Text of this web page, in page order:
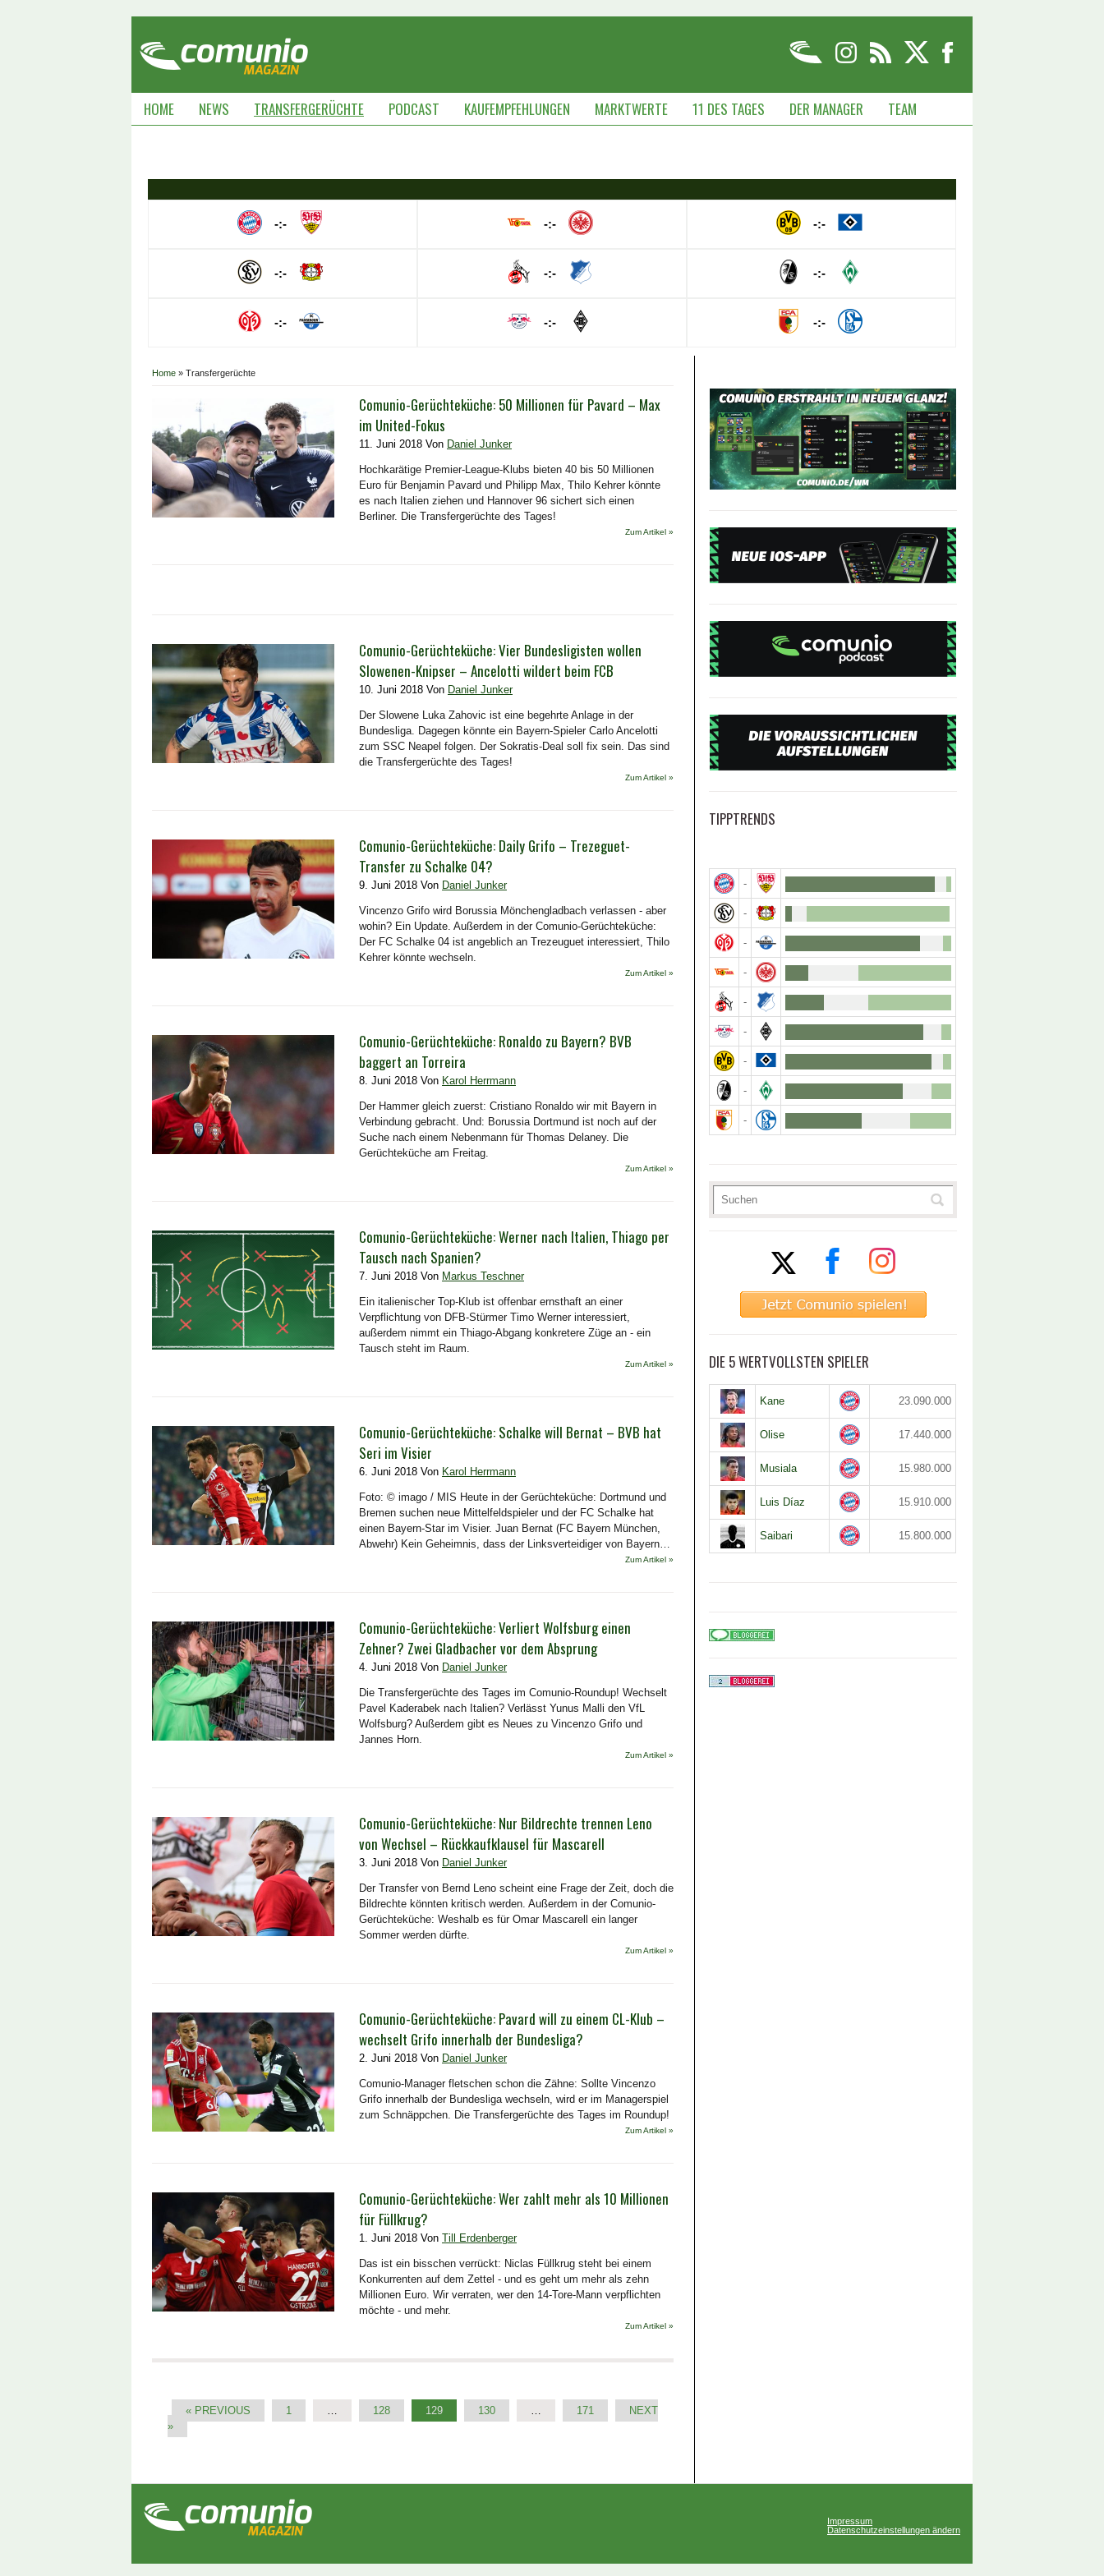
HOME NEWS TRANSFERGERÜCHTE PODCAST KAUFEMPFEHLUNGEN MARKTWERTE 11 DES TAGES DER MANAGER TEAM
-:-
-:-
-:-
-:-
-:-
-:-
-:-
-:-
-:-
Home » Transfergerüchte
Comunio-Gerüchteküche: 50 Millionen für Pavard – Max
im United-Fokus
11. Juni 2018 Von Daniel Junker
Hochkarätige Premier-League-Klubs bieten 40 bis 50 Millionen
Euro für Benjamin Pavard und Philipp Max, Thilo Kehrer könnte
es nach Italien ziehen und Hannover 96 sichert sich einen
Berliner. Die Transfergerüchte des Tages!
Zum Artikel »
Comunio-Gerüchteküche: Vier Bundesligisten wollen
Slowenen-Knipser – Ancelotti wildert beim FCB
10. Juni 2018 Von Daniel Junker
Der Slowene Luka Zahovic ist eine begehrte Anlage in der
Bundesliga. Dagegen könnte ein Bayern-Spieler Carlo Ancelotti
zum SSC Neapel folgen. Der Sokratis-Deal soll fix sein. Das sind
die Transfergerüchte des Tages!
Zum Artikel »
Comunio-Gerüchteküche: Daily Grifo – Trezeguet-
Transfer zu Schalke 04?
9. Juni 2018 Von Daniel Junker
Vincenzo Grifo wird Borussia Mönchengladbach verlassen - aber
wohin? Ein Update. Außerdem in der Comunio-Gerüchteküche:
Der FC Schalke 04 ist angeblich an Trezeuguet interessiert, Thilo
Kehrer könnte wechseln.
Zum Artikel »
Comunio-Gerüchteküche: Ronaldo zu Bayern? BVB
baggert an Torreira
8. Juni 2018 Von Karol Herrmann
Der Hammer gleich zuerst: Cristiano Ronaldo wir mit Bayern in
Verbindung gebracht. Und: Borussia Dortmund ist noch auf der
Suche nach einem Nebenmann für Thomas Delaney. Die
Gerüchteküche am Freitag.
Zum Artikel »
Comunio-Gerüchteküche: Werner nach Italien, Thiago per
Tausch nach Spanien?
7. Juni 2018 Von Markus Teschner
Ein italienischer Top-Klub ist offenbar ernsthaft an einer
Verpflichtung von DFB-Stürmer Timo Werner interessiert,
außerdem nimmt ein Thiago-Abgang konkretere Züge an - ein
Tausch steht im Raum.
Zum Artikel »
Comunio-Gerüchteküche: Schalke will Bernat – BVB hat
Seri im Visier
6. Juni 2018 Von Karol Herrmann
Foto: © imago / MIS Heute in der Gerüchteküche: Dortmund und
Bremen suchen neue Mittelfeldspieler und der FC Schalke hat
einen Bayern-Star im Visier. Juan Bernat (FC Bayern München,
Abwehr) Kein Geheimnis, dass der Linksverteidiger von Bayern…
Zum Artikel »
Comunio-Gerüchteküche: Verliert Wolfsburg einen
Zehner? Zwei Gladbacher vor dem Absprung
4. Juni 2018 Von Daniel Junker
Die Transfergerüchte des Tages im Comunio-Roundup! Wechselt
Pavel Kaderabek nach Italien? Verlässt Yunus Malli den VfL
Wolfsburg? Außerdem gibt es Neues zu Vincenzo Grifo und
Jannes Horn.
Zum Artikel »
Comunio-Gerüchteküche: Nur Bildrechte trennen Leno
von Wechsel – Rückkaufklausel für Mascarell
3. Juni 2018 Von Daniel Junker
Der Transfer von Bernd Leno scheint eine Frage der Zeit, doch die
Bildrechte könnten kritisch werden. Außerdem in der Comunio-
Gerüchteküche: Weshalb es für Omar Mascarell ein langer
Sommer werden dürfte.
Zum Artikel »
Comunio-Gerüchteküche: Pavard will zu einem CL-Klub –
wechselt Grifo innerhalb der Bundesliga?
2. Juni 2018 Von Daniel Junker
Comunio-Manager fletschen schon die Zähne: Sollte Vincenzo
Grifo innerhalb der Bundesliga wechseln, wird er im Managerspiel
zum Schnäppchen. Die Transfergerüchte des Tages im Roundup!
Zum Artikel »
Comunio-Gerüchteküche: Wer zahlt mehr als 10 Millionen
für Füllkrug?
1. Juni 2018 Von Till Erdenberger
Das ist ein bisschen verrückt: Niclas Füllkrug steht bei einem
Konkurrenten auf dem Zettel - und es geht um mehr als zehn
Millionen Euro. Wir verraten, wer den 14-Tore-Mann verpflichten
möchte - und mehr.
Zum Artikel »
« PREVIOUS 1 … 128 129 130 … 171
NEXT
»
TIPPTRENDS
-
-
-
-
-
-
-
-
-
DIE 5 WERTVOLLSTEN SPIELER
Kane 23.090.000
Olise 17.440.000
Musiala 15.980.000
Luis Díaz 15.910.000
Saibari 15.800.000
Impressum
Datenschutzeinstellungen ändern